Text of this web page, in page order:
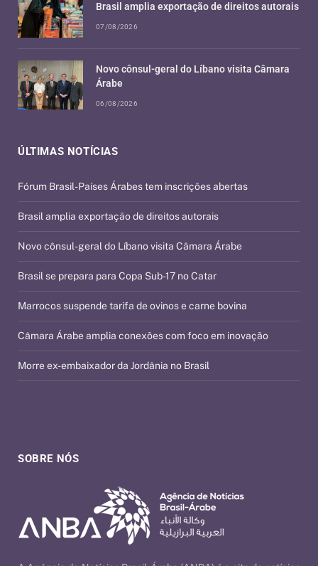
SOBRE NÓS
ÚLTIMAS NOTÍCIAS
Fórum Brasil-Países Árabes tem inscrições abertas
Brasil amplia exportação de direitos autorais
Novo cônsul-geral do Líbano visita Câmara Árabe
Brasil se prepara para Copa Sub-17 no Catar
Marrocos suspende tarifa de ovinos e carne bovina
Câmara Árabe amplia conexões com foco em inovação
Morre ex-embaixador da Jordânia no Brasil
Brasil amplia exportação de direitos autorais
07/08/2026
Novo cônsul-geral do Líbano visita Câmara
Árabe
06/08/2026